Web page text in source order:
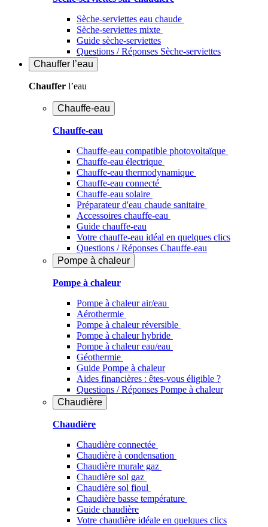
Sèche-serviettes eau chaude
Sèche-serviettes mixte
Guide sèche-serviettes
Questions / Réponses Sèche-serviettes
Chauffer l’eau
Chauffer l’eau
Chauffe-eau
Chauffe-eau
Chauffe-eau compatible photovoltaïque
Chauffe-eau électrique
Chauffe-eau thermodynamique
Chauffe-eau connecté
Chauffe-eau solaire
Préparateur d'eau chaude sanitaire
Accessoires chauffe-eau
Guide chauffe-eau
Votre chauffe-eau idéal en quelques clics
Questions / Réponses Chauffe-eau
Pompe à chaleur
Pompe à chaleur
Pompe à chaleur air/eau
Aérothermie
Pompe à chaleur réversible
Pompe à chaleur hybride
Pompe à chaleur​ eau/eau
Géothermie
Guide Pompe à chaleur
Aides financières : êtes-vous éligible ?
Questions / Réponses Pompe à chaleur
Chaudière
Chaudière
Chaudière connectée
Chaudière à condensation
Chaudière murale gaz
Chaudière sol gaz
Chaudière sol fioul
Chaudière basse température
Guide chaudière
Votre chaudière idéale en quelques clics